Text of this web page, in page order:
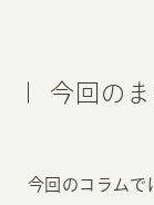
今回の
今回のコラムで